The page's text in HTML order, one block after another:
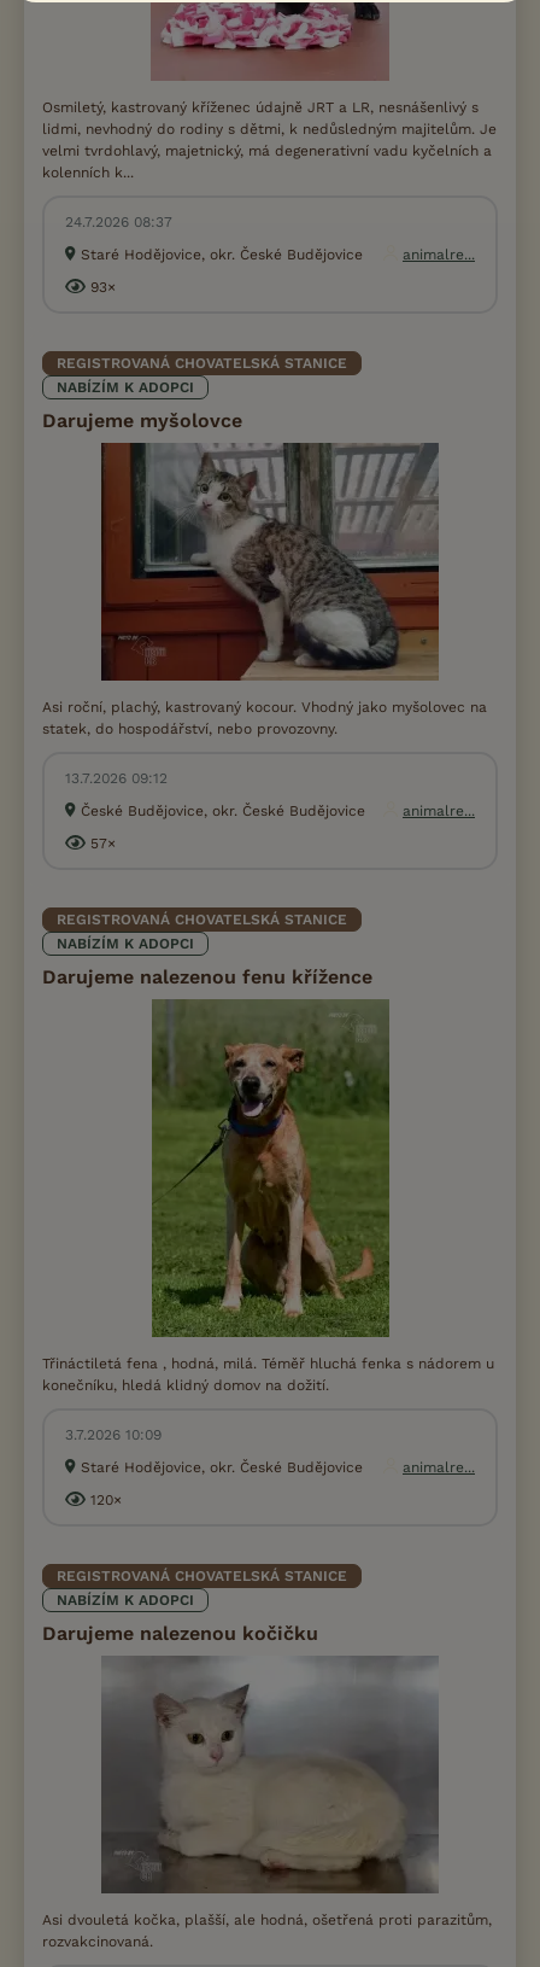
Osmiletý, kastrovaný kříženec údajně JRT a LR, nesnášenlivý s
lidmi, nevhodný do rodiny s dětmi, k nedůsledným majitelům. Je
velmi tvrdohlavý, majetnický, má degenerativní vadu kyčelních a
kolenních k...
24.7.2026 08:37
Staré Hodějovice, okr. České Budějovice
animalre...
93×
REGISTROVANÁ CHOVATELSKÁ STANICE
NABÍZÍM K ADOPCI
Darujeme myšolovce
Asi roční, plachý, kastrovaný kocour. Vhodný jako myšolovec na
statek, do hospodářství, nebo provozovny.
13.7.2026 09:12
České Budějovice, okr. České Budějovice
animalre...
57×
REGISTROVANÁ CHOVATELSKÁ STANICE
NABÍZÍM K ADOPCI
Darujeme nalezenou fenu křížence
Třináctiletá fena , hodná, milá. Téměř hluchá fenka s nádorem u
konečníku, hledá klidný domov na dožití.
3.7.2026 10:09
Staré Hodějovice, okr. České Budějovice
animalre...
120×
REGISTROVANÁ CHOVATELSKÁ STANICE
NABÍZÍM K ADOPCI
Darujeme nalezenou kočičku
Asi dvouletá kočka, plašší, ale hodná, ošetřená proti parazitům,
rozvakcinovaná.